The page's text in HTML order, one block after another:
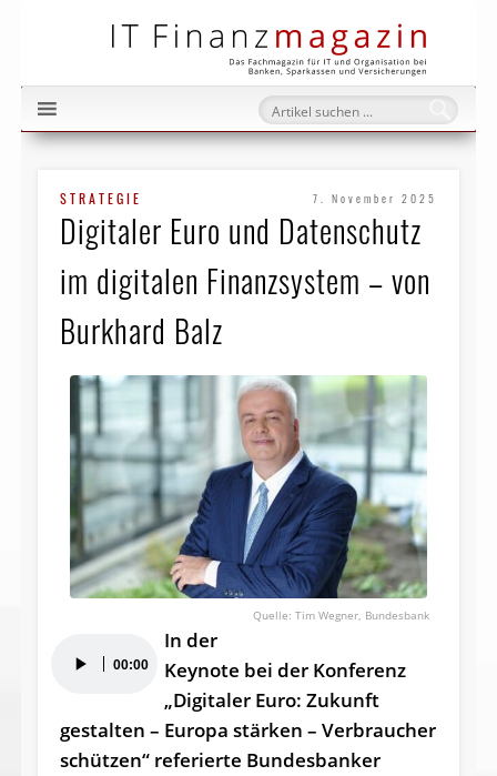
STRATEGIE 7. November 2025
Digitaler Euro und Datenschutz
im digitalen Finanzsystem – von
Burkhard Balz
Tim Wegner, Bundesbank
Player 00:00
In der
Keynote bei der Konferenz
„Digitaler Euro: Zukunft
gestalten – Europa stärken – Verbraucher
schützen“ referierte Bundesbanker